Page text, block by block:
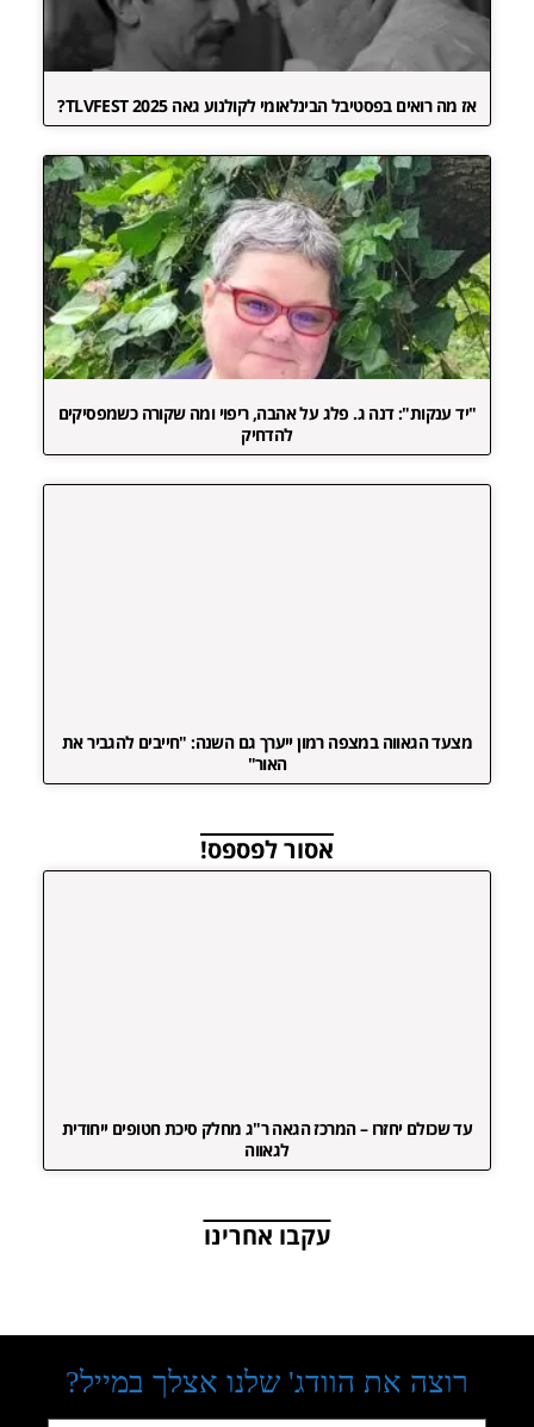
אז מה רואים בפסטיבל הבינלאומי לקולנוע גאה TLVFEST 2025?
"יד ענקות": דנה ג. פלג על אהבה, ריפוי ומה שקורה כשמפסיקים
להדחיק
מצעד הגאווה במצפה רמון ייערך גם השנה: "חייבים להגביר את
האור"
אסור לפספס!
עד שכולם יחזרו – המרכז הגאה ר"ג מחלק סיכת חטופים ייחודית
לגאווה
עקבו אחרינו